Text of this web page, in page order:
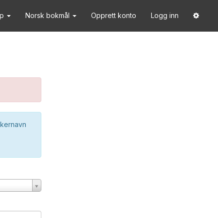
Norsk bokmål Opprett konto Logg inn